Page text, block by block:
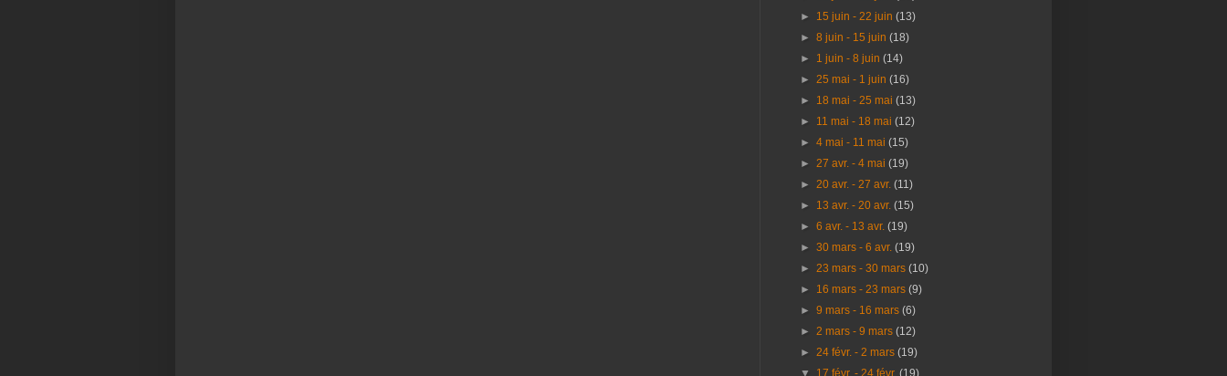
► 15 juin - 22 juin(13)
►8 juin - 15 juin(18)
► 1 juin - 8 juin(14)
►25 mai - 1 juin(16)
► 18 mai - 25 mai(13)
► 11 mai - 18 mai(12)
►4 mai - 11 mai(15)
►27 avr. - 4 mai(19)
►20 avr. - 27 avr.(11)
► 13 avr. - 20 avr.(15)
►6 avr. - 13 avr.(19)
►30 mars - 6 avr.(19)
►23 mars - 30 mars(10)
► 16 mars - 23 mars(9)
►9 mars - 16 mars(6)
►2 mars - 9 mars(12)
►24 févr. - 2 mars(19)